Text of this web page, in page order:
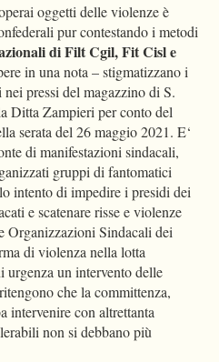
oggetti delle violenze è
pur contestando i metodi
di Filt Cgil, Fit Cisl e
in una nota – stigmatizzano i
pressi del magazzino di S.
Ditta Zampieri per conto del
serata del 26 maggio 2021. E‘
di manifestazioni sindacali,
gruppi di fantomatici
intento di impedire i presidi dei
e scatenare risse e violenze
Organizzazioni Sindacali dei
di violenza nella lotta
urgenza un intervento delle
che la committenza,
intervenire con altrettanta
non si debbano più